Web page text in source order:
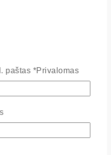
paštas *Privalomas